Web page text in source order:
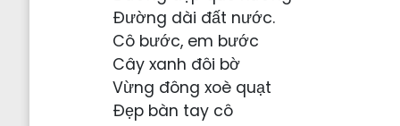
Đường dài đất nước.
Cô bước, em bước
Cây xanh đôi bờ
Vừng đông xoè quạt
Đẹp bàn tay cô